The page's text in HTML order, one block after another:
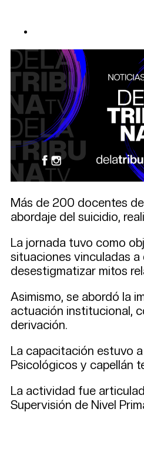
Más de 200 docentes
abordaje del suicidio,
La jornada tuvo como
situaciones vinculadas
desestigmatizar mitos
Asimismo, se abordó la
actuación institucional,
derivación.
La capacitación estuvo
Psicológicos y capellán
La actividad fue
Supervisión de Nivel